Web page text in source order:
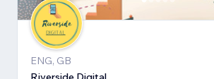
ENG, GB